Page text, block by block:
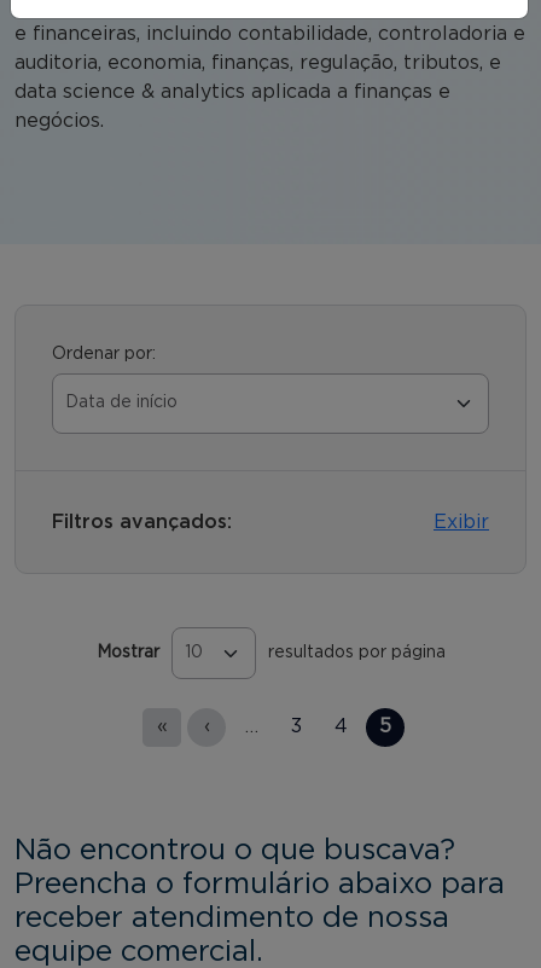
e financeiras, incluindo contabilidade, controladoria e
auditoria, economia, finanças, regulação, tributos, e
data science & analytics aplicada a finanças e
negócios.
Ordenar por:
Filtros avançados: Exibir
Mostrar resultados por página
« ‹ 3 4 5
Não encontrou o que buscava?
Preencha o formulário abaixo para
receber atendimento de nossa
equipe comercial.